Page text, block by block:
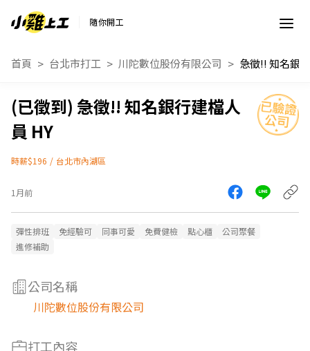
隨你開工
首頁 台北市打工 川陀數位股份有限公司
急徵!! 知名銀行建檔人
員 HY
時薪$196 / 台北市內湖區
1月前
彈性排班 免經驗可 同事可愛 免費健檢 點心櫃
公司聚餐
進修補助
公司名稱
川陀數位股份有限公司
打工內容